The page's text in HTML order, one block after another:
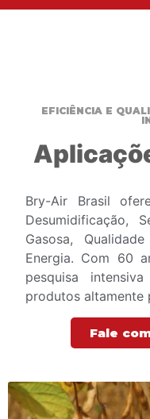
EFICIÊNCIA E
Bry-Air Brasil
Desumidificação,
Gasosa,
Energia. Com 60
pesquisa
produtos altamente
Fale